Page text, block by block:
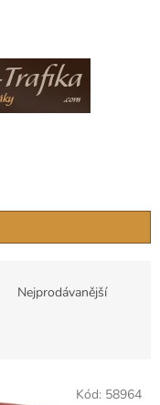
Nejprodávanější
Kód: 58964